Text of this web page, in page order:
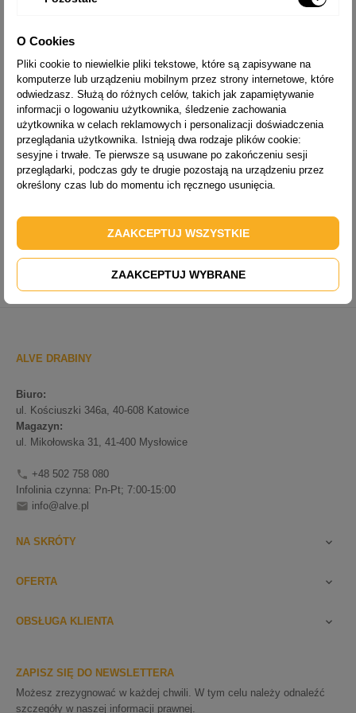
wykonywania codziennych prac w domu oraz w ogrodzie.
Drabina
konstrukcja jest wygodna do transportu oraz rozkładania.
aluminiowe, które sprawdzają się do użytku w biurach, warsztatach,
przy remontach oraz pracach konserwatorskich. Dostępna również
drabina na schody, doskonale sprawdzająca się na schodach i
pochyłościach terenu.
Drabiny profesjonalne Forte przeznaczone są do użytku jakodrabiny
dla firm. Mocne wykonanie z komponentów najwyższej jakości
sprawia, że drabina jest bardzo wytrzymała i odporna na uszkodzenia.
Maksymalne obciążenie do 150 kg zapewnia stabilność konstrukcji
podczas pracy.
szpice, które zwiększają funkcjonalność i
efektywność pracy. W asortymencie także
drabiny, które umożliwiają wymianę zużytego elementu drabiny.
stopkido drabin orazstabilizator.
ALVE DRABINY
Biuro:
ul. Kościuszki 346a, 40-608 Katowice
Magazyn:
ul. Mikołowska 31, 41-400 Mysłowice
 +48 502 758 080
Infolinia czynna: Pn-Pt; 7:00-15:00
 info@alve.pl
NA SKRÓTY 
OFERTA 
OBSŁUGA KLIENTA 
ZAPISZ SIĘ DO NEWSLETTERA
Możesz zrezygnować w każdej chwili. W tym celu należy odnaleźć
szczegóły w naszej informacji prawnej.
O Cookies
Pliki cookie to niewielkie pliki tekstowe, które są zapisywane na
komputerze lub urządzeniu mobilnym przez strony internetowe, które
odwiedzasz. Służą do różnych celów, takich jak zapamiętywanie
informacji o logowaniu użytkownika, śledzenie zachowania
użytkownika w celach reklamowych i personalizacji doświadczenia
przeglądania użytkownika. Istnieją dwa rodzaje plików cookie:
sesyjne i trwałe. Te pierwsze są usuwane po zakończeniu sesji
przeglądarki, podczas gdy te drugie pozostają na urządzeniu przez
określony czas lub do momentu ich ręcznego usunięcia.
ZAAKCEPTUJ WYBRANE
ZAAKCEPTUJ WSZYSTKIE